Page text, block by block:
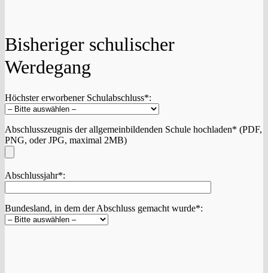
Bisheriger schulischer
Werdegang
Höchster erworbener Schulabschluss*:
Abschlusszeugnis der allgemeinbildenden Schule hochladen* (PDF,
PNG, oder JPG, maximal 2MB)
Abschlussjahr*:
Bundesland, in dem der Abschluss gemacht wurde*: